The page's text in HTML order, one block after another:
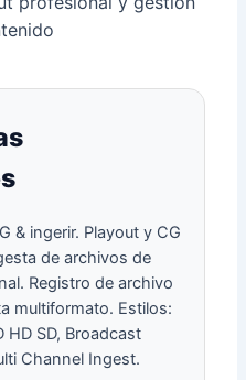
& ingerir. Playout y CG
de archivos de
Registro de archivo
multiformato. Estilos:
SD, Broadcast
Channel Ingest.